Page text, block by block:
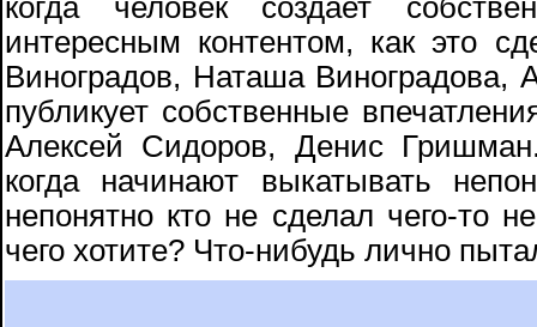
когда человек создает
интересным контентом, как это
Виноградов, Наташа
публикует собственные
Алексей Сидоров, Денис
когда начинают выкатывать
непонятно кто не сделал чего-то
чего хотите? Что-нибудь лично